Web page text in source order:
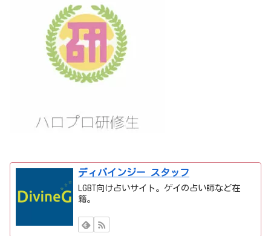
ディバインジー スタッフ
LGBT向け占いサイト。ゲイの占い師など在
籍。